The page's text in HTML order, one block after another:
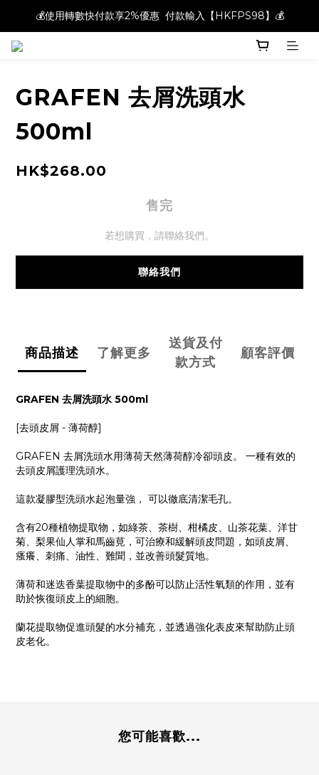
💰使用轉數快付款享2%優惠  付款輸入【HKFPS98】💰
💰使用轉數快付款享2%優惠  付款輸入【HKFPS98】💰
新註冊會員即享$20購物金｜全店滿$400本地免運費📦!
GRAFEN 去屑洗頭水
500ml
HK$268.00
售完
若想購買，請聯絡我們。
聯絡我們
商品描述 了解更多
送貨及付
款方式
顧客評價
GRAFEN 去屑洗頭水 500ml
[去頭皮屑 - 薄荷醇]
GRAFEN 去屑洗頭水用薄荷天然薄荷醇冷卻頭皮。 一種有效的
去頭皮屑護理洗頭水。
這款凝膠型洗頭水起泡量強， 可以徹底清潔毛孔。
含有20種植物提取物，如綠茶、茶樹、柑橘皮、山茶花葉、洋甘
菊、梨果仙人掌和馬齒莧，可治療和緩解頭皮問題，如頭皮屑、
瘙癢、刺痛、油性、難聞，並改善頭髮質地。
薄荷和迷迭香葉提取物中的多酚可以防止活性氧類的作用，並有
助於恢復頭皮上的細胞。
蘭花提取物促進頭髮的水分補充，並透過強化表皮來幫助防止頭
皮老化。
您可能喜歡...